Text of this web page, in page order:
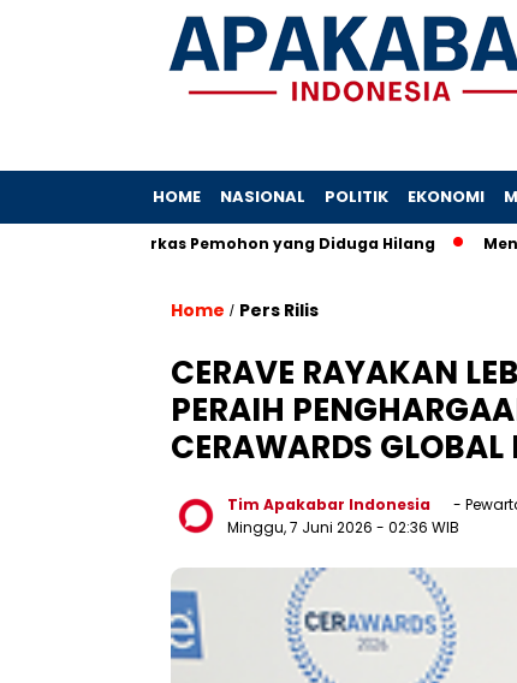
HOME NASIONAL POLITIK EKONOMI
Berkas Pemohon yang Diduga Hilang Menterinya
Home / Pers Rilis
CERAVE RAYAKAN
PERAIH
CERAWARDS GLOBAL
Tim Apakabar Indonesia
-
Minggu, 7 Juni 2026 - 02:36 WIB